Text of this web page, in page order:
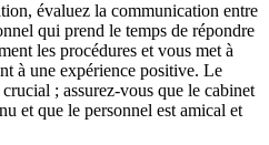
évaluez la communication entre
qui prend le temps de répondre
les procédures et vous met à
à une expérience positive. Le
; assurez-vous que le cabinet
et que le personnel est amical et